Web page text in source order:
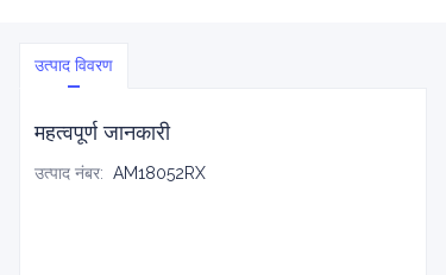
उत्पाद विवरण
महत्वपूर्ण जानकारी
उत्पाद नंबर: AM18052RX